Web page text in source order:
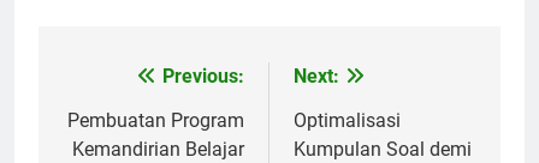
navigation
Previous:
Pembuatan Program
Kemandirian Belajar
Next:
Optimalisasi
Kumpulan Soal demi